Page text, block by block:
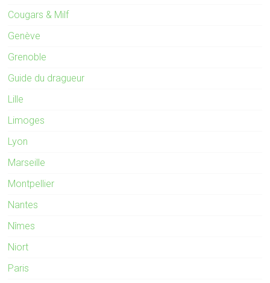
Cougars & Milf
Genève
Grenoble
Guide du dragueur
Lille
Limoges
Lyon
Marseille
Montpellier
Nantes
Nîmes
Niort
Paris